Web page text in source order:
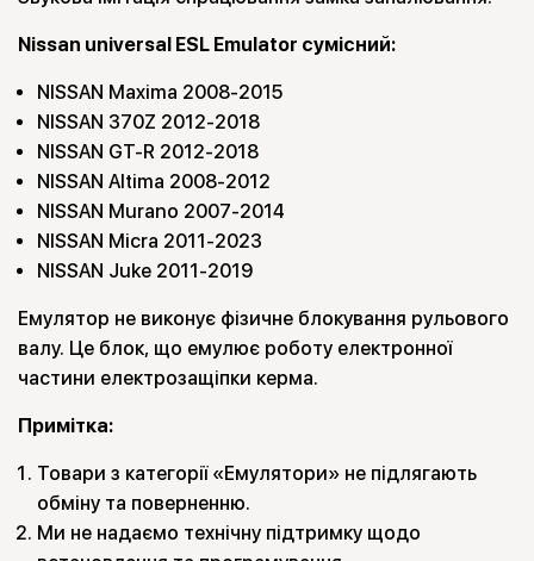
Nissan universal ESL Emulator сумісний:
NISSAN Maxima 2008-2015
NISSAN 370Z 2012-2018
NISSAN GT-R 2012-2018
NISSAN Altima 2008-2012
NISSAN Murano 2007-2014
NISSAN Micra 2011-2023
NISSAN Juke 2011-2019
Емулятор не виконує фізичне блокування рульового
валу. Це блок, що емулює роботу електронної
частини електрозащіпки керма.
Примітка:
Товари з категорії «Емулятори» не підлягають
обміну та поверненню.
Ми не надаємо технічну підтримку щодо